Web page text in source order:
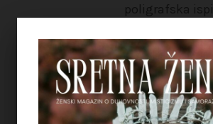
poligrafska
seksualnog
(posebice
identifikaciji i
žrtava
se bavi